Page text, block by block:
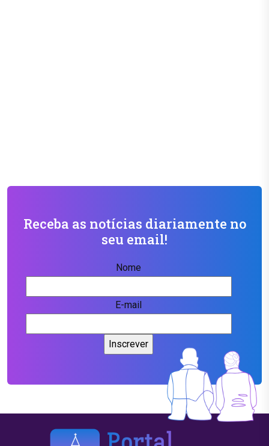
Receba as notícias diariamente no
seu email!
Nome
E-mail